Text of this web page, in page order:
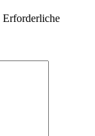
Erforderliche